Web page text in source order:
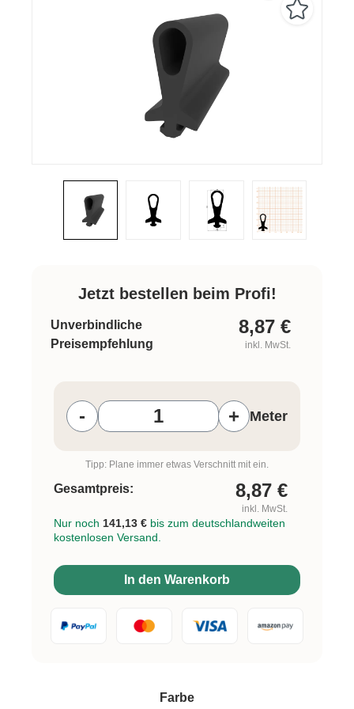
Farbeauswählen
Jetzt bestellen beim Profi!
Unverbindliche
Preisempfehlung
8,87 €
inkl. MwSt.
- + Meter
Tipp: Plane immer etwas Verschnitt mit ein.
Gesamtpreis: 8,87 €
inkl. MwSt.
Nur noch 141,13 € bis zum deutschlandweiten
kostenlosen Versand.
In den Warenkorb